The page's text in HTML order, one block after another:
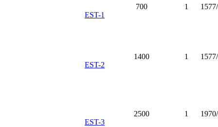
EST-1
700 1
EST-2
1400 1
EST-3
2500 1